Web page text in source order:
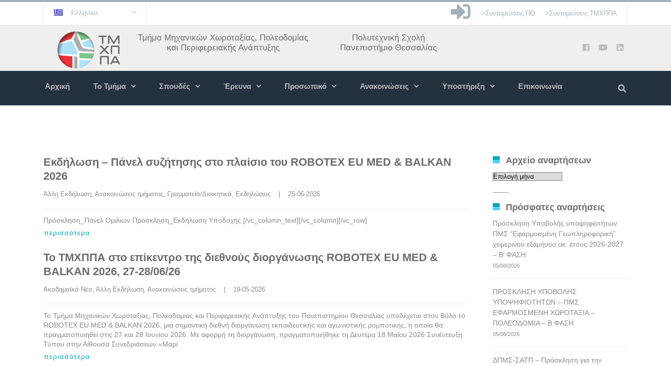
Ελληνικα >Συντομεύσεις ΠΘ >Συντομεύσεις ΤΜΧΠΠΑ
Τμήμα Μηχανικών Χωροταξίας, Πολεοδομίας
και Περιφερειακής Ανάπτυξης
Πολυτεχνική Σχολή
Πανεπιστήμιο Θεσσαλίας
Αρχική Το Τμήμα Σπουδές Έρευνα Προσωπικό Ανακοινώσεις Υποστήριξη Επικοινωνία
Εκδήλωση – Πάνελ συζήτησης στο πλαίσιο του ROBOTEX EU MED & BALKAN
2026
Άλλη Εκδήλωση, Ανακοινώσεις τμήματος, Γραμματεία/Διοικητικά, Εκδηλώσεις
    |    25-06-2026
Πρόσκληση_Πάνελ Ομιλιών Πρόσκληση_Εκδήλωση Υποδοχής [/vc_column_text][/vc_column][/vc_row]
περισσότερα
Το ΤΜΧΠΠΑ στο επίκεντρο της διεθνούς διοργάνωσης ROBOTEX EU MED &
BALKAN 2026, 27-28/06/26
Ακαδημαϊκά Νέα, Άλλη Εκδήλωση, Ανακοινώσεις τμήματος
    |    19-05-2026
Το Τμήμα Μηχανικών Χωροταξίας, Πολεοδομίας και Περιφερειακής Ανάπτυξης του Πανεπιστημίου Θεσσαλίας υποδέχεται στον Βόλο το
ROBOTEX EU MED & BALKAN 2026, μια σημαντική διεθνή διοργάνωση εκπαιδευτικής και αγωνιστικής ρομποτικής, η οποία θα
πραγματοποιηθεί στις 27 και 28 Ιουνίου 2026. Με αφορμή τη διοργάνωση, πραγματοποιήθηκε τη Δευτέρα 18 Μαΐου 2026 Συνέντευξη
Τύπου στην Αίθουσα Συνεδριάσεων «Μαρί
περισσότερα
Αρχείο αναρτήσεων
Αρχείο
Πρόσφατες αναρτήσεις
Πρόσκληση Υποβολής υποψηφιοτήτων
ΠΜΣ “Εφαρμοσμένη Γεωπληροφορική”
χειμερινού εξαμήνου ακ. έτους 2026-2027
– Β’ ΦΑΣΗ
05/08/2026
ΠΡΟΣΚΛΗΣΗ ΥΠΟΒΟΛΗΣ
ΥΠΟΨΗΦΙΟΤΗΤΩΝ – ΠΜΣ
ΕΦΑΡΜΟΣΜΕΝΗ ΧΩΡΟΤΑΞΙΑ –
ΠΟΛΕΟΔΟΜΙΑ – Β ΦΑΣΗ
05/08/2026
ΔΠΜΣ-ΣΑΤΠ – Πρόσκληση για την